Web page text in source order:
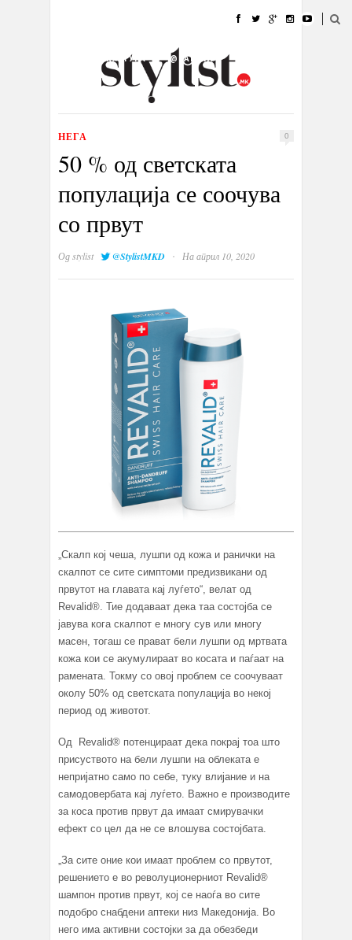
УБАВИНА
КУЛТУРА @РАБОТА
ИЗЛОГ
НЕГА 0
50 % од светската
популација се соочува
со првут
Одstylist @StylistMKD · На април 10, 2020
„Скалп кој чеша, лушпи од кожа и ранички на
скалпот се сите симптоми предизвикани од
првутот на главата кај луѓето“, велат од
Revalid®. Тие додаваат дека таа состојба се
јавува кога скалпот е многу сув или многу
мaсен, тогаш се прават бели лушпи од мртвата
кожа кои се акумулираат во косата и паѓаат на
рамената. Токму со овој проблем се соочуваат
околу 50% од светската популација во некој
период од животот.
Од Revalid® потенцираат дека покрај тоа што
присуството на бели лушпи на облеката е
непријатно само по себе, туку влијание и на
самодовербата кај луѓето. Важно е производите
за коса против првут да имаат смирувачки
ефект со цел да не се влошува состојбата.
„За сите оние кои имаат проблем со првутот,
решението е во револуционерниот Revalid®
шампон против првут, кој се наоѓа во сите
подобро снабдени аптеки низ Македонија. Во
него има активни состојки за да обезбеди